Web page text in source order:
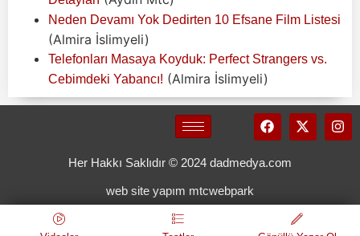
Neden Devamı Yok Dedirten 10 Efsane Film Listesi
(Almira İslimyeli)
Telefonları Masaya Koyduk: Perfect Strangers vs.
Cebimdeki Yabancı! (Almira İslimyeli)
Her Hakkı Saklıdır © 2024 dadmedya.com
web site yapım mtcwebpark